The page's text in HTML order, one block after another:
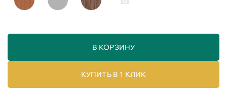
В КОРЗИНУ
КУПИТЬ В 1 КЛИК